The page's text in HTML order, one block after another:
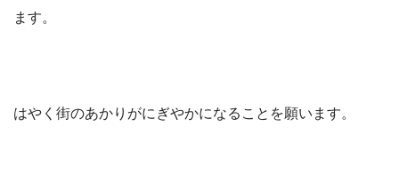
ます。
はやく街のあかりがにぎやかになることを願います。